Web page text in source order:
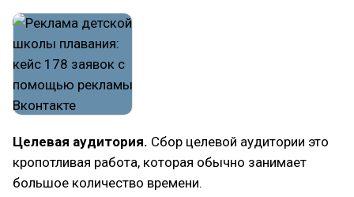
Целевая аудитория. Сбор целевой аудитории это
кропотливая работа, которая обычно занимает
большое количество времени.